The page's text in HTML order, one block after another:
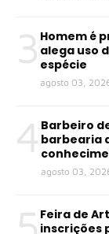
3 Homem é
alega uso
espécie
agosto 03,
4 Barbeiro
barbearia
agosto 03,
Feira de
inscrições